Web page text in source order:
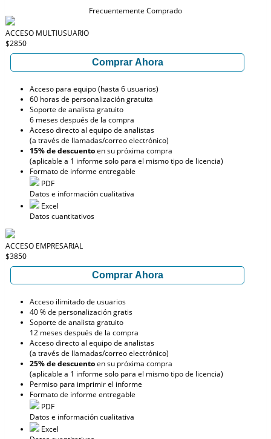
Frecuentemente Comprado
ACCESO MULTIUSUARIO
$2850
Comprar Ahora
Acceso para equipo (hasta 6 usuarios)
60 horas de personalización gratuita
Soporte de analista gratuito
6 meses después de la compra
Acceso directo al equipo de analistas
(a través de llamadas/correo electrónico)
15% de descuentoen su próxima compra
(aplicable a 1 informe solo para el mismo tipo de licencia)
Formato de informe entregable
PDF
Datos e información cualitativa
Excel
Datos cuantitativos
ACCESO EMPRESARIAL
$3850
Comprar Ahora
Acceso ilimitado de usuarios
40 % de personalización gratis
Soporte de analista gratuito
12 meses después de la compra
Acceso directo al equipo de analistas
(a través de llamadas/correo electrónico)
25% de descuentoen su próxima compra
(aplicable a 1 informe solo para el mismo tipo de licencia)
Permiso para imprimir el informe
Formato de informe entregable
PDF
Datos e información cualitativa
Excel